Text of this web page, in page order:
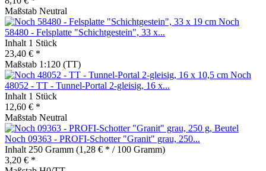
Maßstab Neutral
Noch
58480 - Felsplatte "Schichtgestein", 33 x...
Inhalt 1 Stück
23,40 € *
Maßstab 1:120 (TT)
Noch
48052 - TT - Tunnel-Portal 2-gleisig, 16 x...
Inhalt 1 Stück
12,60 € *
Maßstab Neutral
Noch 09363 - PROFI-Schotter "Granit" grau, 250...
Inhalt 250 Gramm (1,28 € * / 100 Gramm)
3,20 € *